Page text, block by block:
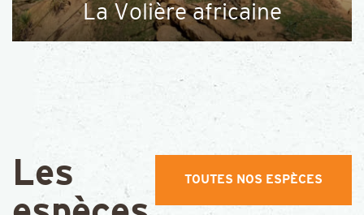
La Volière africaine
TOUTES NOS ESPÈCES
Les